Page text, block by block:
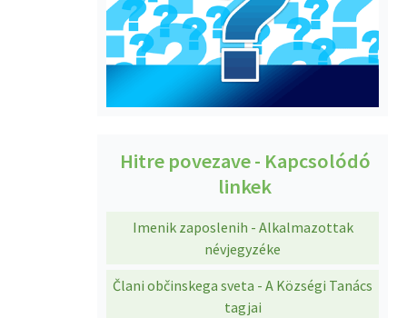
Hitre povezave - Kapcsolódó
linkek
Imenik zaposlenih - Alkalmazottak
névjegyzéke
Člani občinskega sveta - A Községi Tanács
tagjai